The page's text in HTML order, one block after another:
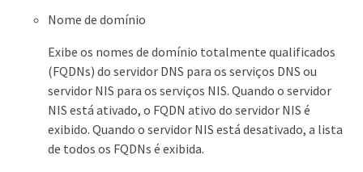
Nome de domínio
Exibe os nomes de domínio totalmente qualificados
(FQDNs) do servidor DNS para os serviços DNS ou
servidor NIS para os serviços NIS. Quando o servidor
NIS está ativado, o FQDN ativo do servidor NIS é
exibido. Quando o servidor NIS está desativado, a lista
de todos os FQDNs é exibida.